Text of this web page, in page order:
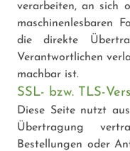
verarbeiten, an sich
maschinenlesbaren
die direkte
Verantwortlichen
machbar ist.
SSL- bzw. TLS-
Diese Seite nutzt
Übertragung
Bestellungen oder